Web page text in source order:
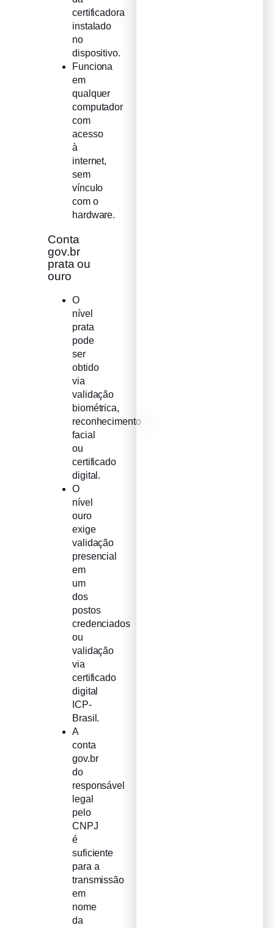
certificadora
instalado
no
dispositivo.
Funciona
em
qualquer
computador
com
acesso
à
internet,
sem
vínculo
com o
hardware.
Conta
gov.br
prata ou
ouro
O
nível
prata
pode
ser
obtido
via
validação
biométrica,
reconhecimento
facial
ou
certificado
digital.
O
nível
ouro
exige
validação
presencial
em
um
dos
postos
credenciados
ou
validação
via
certificado
digital
ICP-
Brasil.
A
conta
gov.br
do
responsável
legal
pelo
CNPJ
é
suficiente
para a
transmissão
em
nome
da